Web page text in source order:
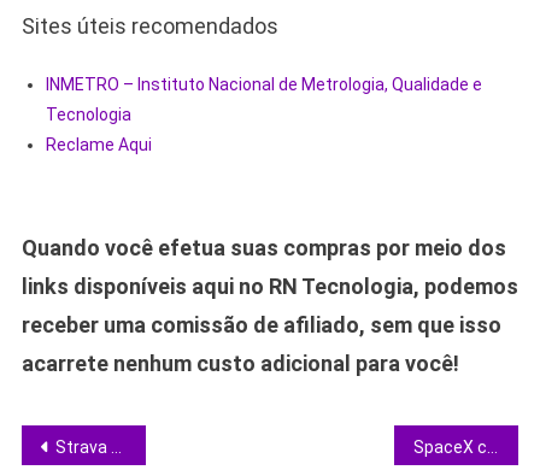
Sites úteis recomendados
INMETRO – Instituto Nacional de Metrologia, Qualidade e
Tecnologia
Reclame Aqui
Quando você efetua suas compras por meio dos
links disponíveis aqui no RN Tecnologia, podemos
receber uma comissão de afiliado, sem que isso
acarrete nenhum custo adicional para você!
Navegação
Strava ganha navegação offline e 3D para trilhas: vale a assinatura?